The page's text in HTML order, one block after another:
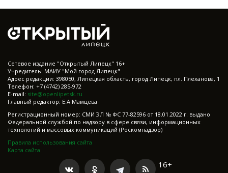
Cетевое издание "Открытый Липецк" 16+
Учредитель: МАИУ "Мой город Липецк"
Адрес редакции: 398050, Липецкая область, город Липецк, пл. Плеханова, 1
Телефон: +7 (4742) 285-972
E-mail: site@openlipetsk.ru
Главный редактор: Е.А.Мамцева
Регистрационный номер: СМИ ЭЛ № ФС 77-82596 от 18.01.2022 г. выдано
Федеральной службой по надзору в сфере связи, информационных
технологий и массовых коммуникаций (Роскомнадзор)
Правила использования сайта
Карта сайта
16+